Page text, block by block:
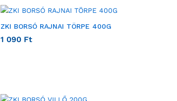
ZKI BORSÓ RAJNAI TÖRPE 400G
1 090 Ft